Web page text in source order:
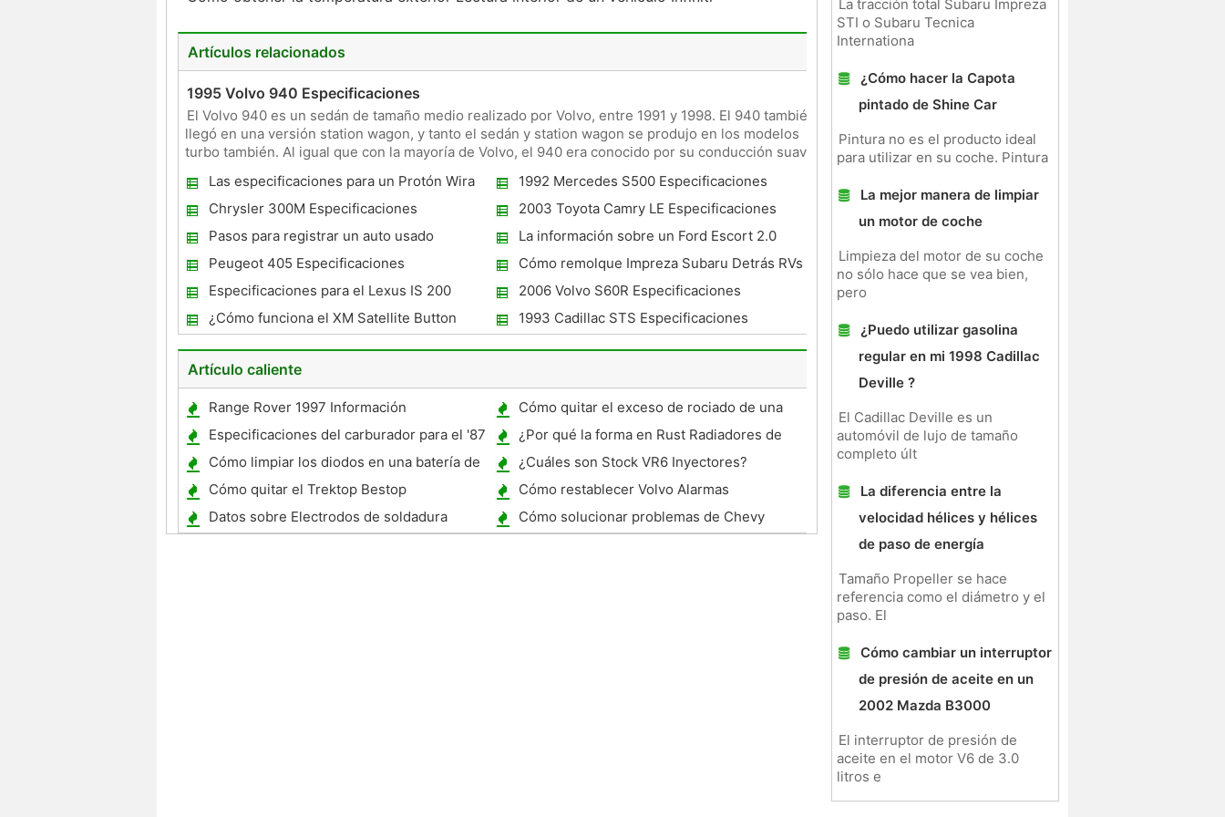
Artículos relacionados
1995 Volvo 940 Especificaciones
El Volvo 940 es un sedán de tamaño medio realizado por Volvo, entre 1991 y 1998. El 940 también
llegó en una versión station wagon, y tanto el sedán y station wagon se produjo en los modelos
turbo también. Al igual que con la mayoría de Volvo, el 940 era conocido por su conducción suave
Las especificaciones para un Protón Wira
1992 Mercedes S500 Especificaciones
Chrysler 300M Especificaciones
2003 Toyota Camry LE Especificaciones
Pasos para registrar un auto usado
La información sobre un Ford Escort 2.0
litros del motor 1999
Peugeot 405 Especificaciones
Cómo remolque Impreza Subaru Detrás RVs
Especificaciones para el Lexus IS 200
2006 Volvo S60R Especificaciones
¿Cómo funciona el XM Satellite Button
Trabajar en un Nissan Altima 2005 ?
1993 Cadillac STS Especificaciones
Artículo caliente
Range Rover 1997 Información
Cómo quitar el exceso de rociado de una
ventana de coche
Especificaciones del carburador para el '87
Honda CR 500
¿Por qué la forma en Rust Radiadores de
coches?
Cómo limpiar los diodos en una batería de
carro
¿Cuáles son Stock VR6 Inyectores?
Cómo quitar el Trektop Bestop
Cómo restablecer Volvo Alarmas
Datos sobre Electrodos de soldadura
Cómo solucionar problemas de Chevy
Truck ABS Diagnostic Codes
La tracción total Subaru Impreza
STI o Subaru Tecnica
Internationa
¿Cómo hacer la Capota
pintado de Shine Car
Pintura no es el producto ideal
para utilizar en su coche. Pintura
La mejor manera de limpiar
un motor de coche
Limpieza del motor de su coche
no sólo hace que se vea bien,
pero
¿Puedo utilizar gasolina
regular en mi 1998 Cadillac
Deville ?
El Cadillac Deville es un
automóvil de lujo de tamaño
completo últ
La diferencia entre la
velocidad hélices y hélices
de paso de energía
Tamaño Propeller se hace
referencia como el diámetro y el
paso. El
Cómo cambiar un interruptor
de presión de aceite en un
2002 Mazda B3000
El interruptor de presión de
aceite en el motor V6 de 3.0
litros e